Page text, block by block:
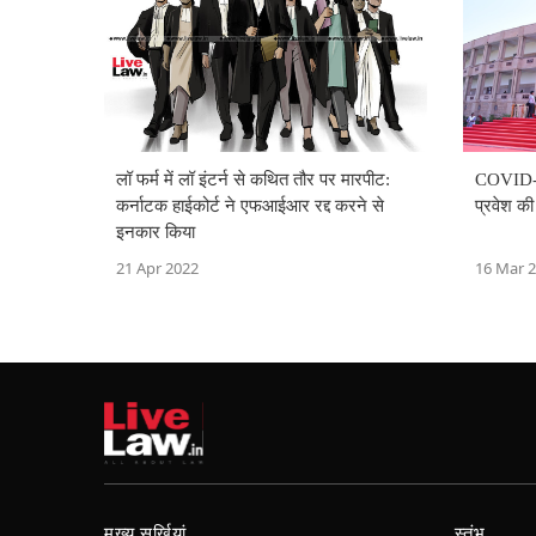
लॉ फर्म में लॉ इंटर्न से कथित तौर पर मारपीट:
कर्नाटक हाईकोर्ट ने एफआईआर रद्द करने से
इनकार किया
21 Apr 2022
COVID-
प्रवेश
16 Mar